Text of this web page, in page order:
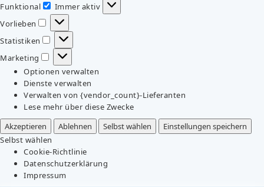
Funktional
Funktional
Immer aktiv
Vorlieben
Vorlieben
Statistiken
Statistiken
Marketing
Marketing
Optionen verwalten
Dienste verwalten
Verwalten von {vendor_count}-Lieferanten
Lese mehr über diese Zwecke
Akzeptieren
Ablehnen Selbst wählen
Einstellungen speichern
Selbst wählen
Cookie-Richtlinie
Datenschutzerklärung
Impressum